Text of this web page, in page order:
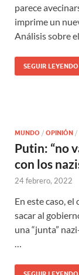
parece
imprime un
Análisis sobre
SEGUIR LEYENDO
MUNDO / OPINIÓN /
Putin: “no
con los
24 febrero, 2022
En este caso,
sacar al
una “junta”
…